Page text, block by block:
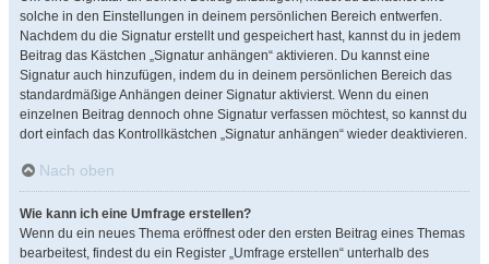
solche in den Einstellungen in deinem persönlichen Bereich entwerfen.
Nachdem du die Signatur erstellt und gespeichert hast, kannst du in jedem
Beitrag das Kästchen „Signatur anhängen“ aktivieren. Du kannst eine
Signatur auch hinzufügen, indem du in deinem persönlichen Bereich das
standardmäßige Anhängen deiner Signatur aktivierst. Wenn du einen
einzelnen Beitrag dennoch ohne Signatur verfassen möchtest, so kannst du
dort einfach das Kontrollkästchen „Signatur anhängen“ wieder deaktivieren.
Nach oben
Wie kann ich eine Umfrage erstellen?
Wenn du ein neues Thema eröffnest oder den ersten Beitrag eines Themas
bearbeitest, findest du ein Register „Umfrage erstellen“ unterhalb des